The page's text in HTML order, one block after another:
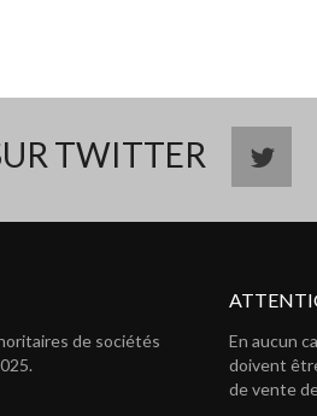
TWITTER
de sociétés
En aucun
doivent
de vente